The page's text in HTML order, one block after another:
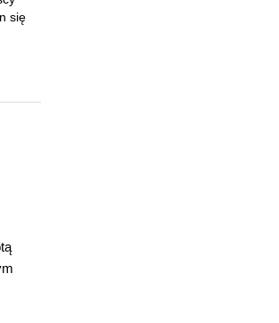
się